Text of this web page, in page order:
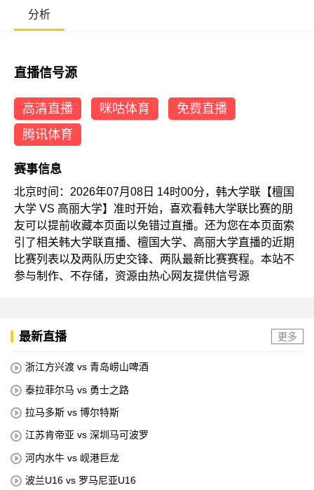
分析
直播信号源
高清直播 咪咕体育
免费直播
腾讯体育
赛事信息
北京时间：2026年07月08日 14时00分，韩大学联【檀国
大学 VS 高丽大学】准时开始，喜欢看韩大学联比赛的朋
友可以提前收藏本页面以免错过直播。还为您在本页面索
引了相关韩大学联直播、檀国大学、高丽大学直播的近期
比赛列表以及两队历史交锋、两队最新比赛赛程。本站不
参与制作、不存储，资源由热心网友提供信号源
最新直播 更多
浙江方兴渡 vs 青岛崂山啤酒
泰拉菲尔马 vs 勇士之路
拉马多斯 vs 博尔特斯
江苏肯帝亚 vs 深圳马可波罗
河内水牛 vs 岘港巨龙
波兰U16 vs 罗马尼亚U16